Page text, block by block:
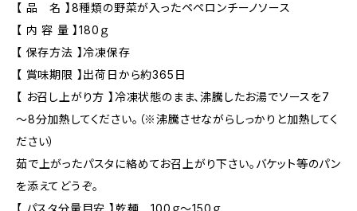
【 品 名 】8種類の野菜が入ったペペロンチーノソース
【 内 容 量 】180ｇ
【 保存方法 】冷凍保存
【 賞味期限 】出荷日から約365日
【 お召し上がり方 】冷凍状態のまま、沸騰したお湯でソースを7
～8分加熱してください。（※沸騰させながらしっかりと加熱してく
ださい）
茹で上がったパスタに絡めてお召上がり下さい。バケット等のパン
を添えてどうぞ。
【 パスタ分量目安 】乾麺 100ｇ～150ｇ